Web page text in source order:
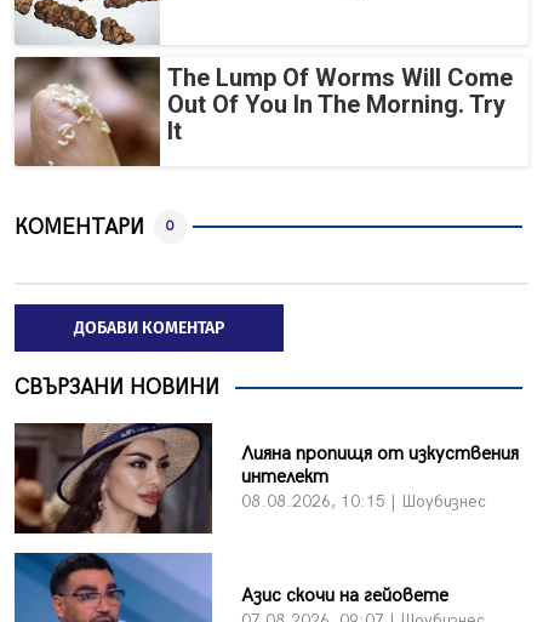
The Lump Of Worms Will Come
Out Of You In The Morning. Try
It
КОМЕНТАРИ 0
ДОБАВИ КОМЕНТАР
СВЪРЗАНИ НОВИНИ
Лияна пропищя от изкуствения
интелект
08.08.2026, 10:15 | Шоубизнес
Азис скочи на гейовете